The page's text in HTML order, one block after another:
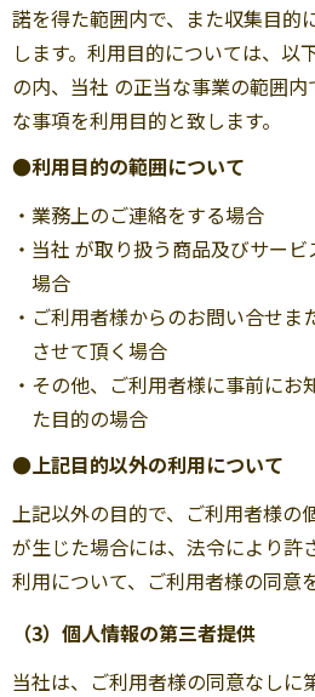
諾を得た範囲内で、また収集目的
します。利用目的については、以
の内、当社 の正当な事業の範囲
な事項を利用目的と致します。
●利用目的の範囲について
・業務上のご連絡をする場合
・当社 が取り扱う商品及びサー
場合
・ご利用者様からのお問い合せま
させて頂く場合
・その他、ご利用者様に事前に
た目的の場合
●上記目的以外の利用について
上記以外の目的で、ご利用者様の
が生じた場合には、法令により許
利用について、ご利用者様の同意
（3）個人情報の第三者提供
当社は、ご利用者様の同意なしに